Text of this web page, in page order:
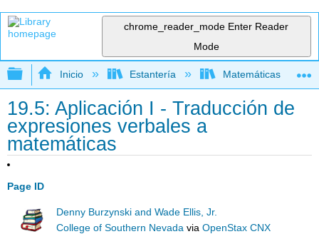
chrome_reader_mode Enter Reader
Mode
Expandir/contraer jerarquía global
Inicio Estantería Matemáticas
19.5: Aplicación I - Traducción de
expresiones verbales a
matemáticas
Page ID
Denny Burzynski and Wade Ellis, Jr.
College of Southern Nevada viaOpenStax CNX